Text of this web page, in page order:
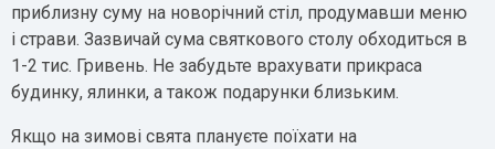
приблизну суму на новорічний стіл, продумавши меню
і страви. Зазвичай сума святкового столу обходиться в
1-2 тис. Гривень. Не забудьте врахувати прикраса
будинку, ялинки, а також подарунки близьким.
Якщо на зимові свята плануєте поїхати на